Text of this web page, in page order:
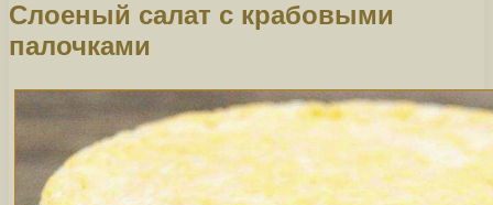
Слоеный салат с крабовыми
палочками